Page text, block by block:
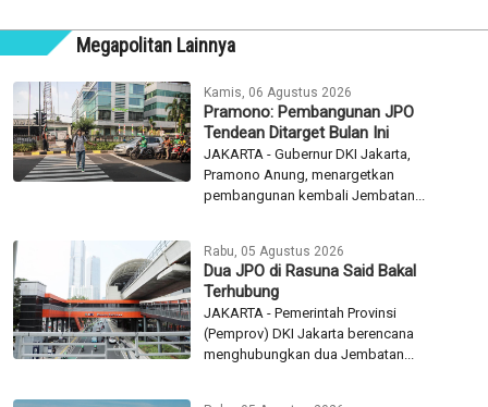
Megapolitan Lainnya
Kamis, 06 Agustus 2026
Pramono: Pembangunan JPO
Tendean Ditarget Bulan Ini
JAKARTA - Gubernur DKI Jakarta,
Pramono Anung, menargetkan
pembangunan kembali Jembatan...
Rabu, 05 Agustus 2026
Dua JPO di Rasuna Said Bakal
Terhubung
JAKARTA - Pemerintah Provinsi
(Pemprov) DKI Jakarta berencana
menghubungkan dua Jembatan...